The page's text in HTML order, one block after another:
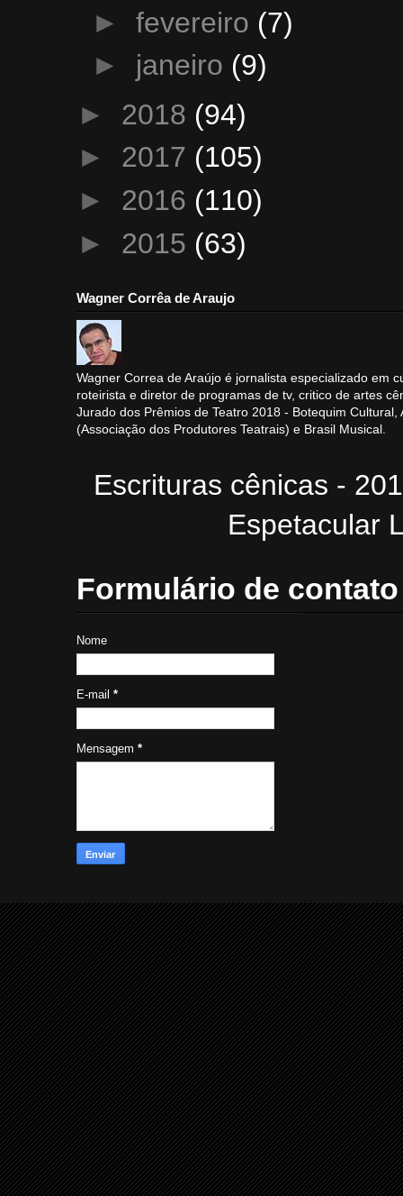
► fevereiro (7)
► janeiro (9)
► 2018 (94)
► 2017 (105)
► 2016 (110)
► 2015 (63)
Wagner Corrêa de Araujo
Wagner Correa de Araújo é jornalista especializado em
roteirista e diretor de programas de tv, critico de artes
Jurado dos Prêmios de Teatro 2018 - Botequim Cultural,
(Associação dos Produtores Teatrais) e Brasil Musical.
Escrituras cênicas -
Espetacular
Formulário de contato
Nome
E-mail *
Mensagem *